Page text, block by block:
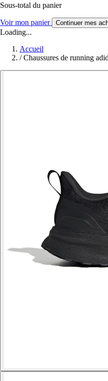
Sous-total du panier
Voir mon panier Continuer mes
Loading...
Accueil
/ Chaussures de running